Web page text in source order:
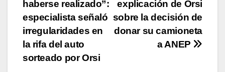
entradas
explicación de Orsi
sobre la decisión de
donar su camioneta
a ANEP
haberse realizado”:
especialista señaló
irregularidades en
la rifa del auto
sorteado por Orsi